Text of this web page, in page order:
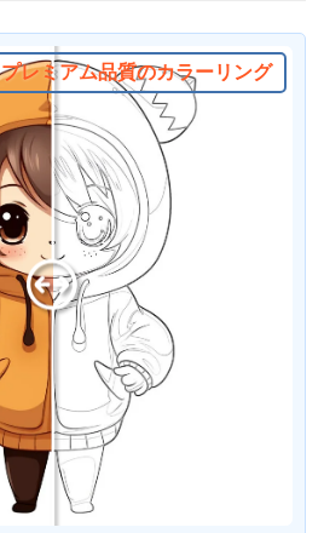
プレミアム品質のカラーリング